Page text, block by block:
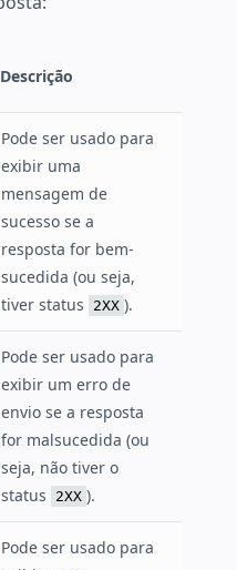
Descrição
Pode ser usado para
exibir uma
mensagem de
sucesso se a
resposta for bem-
sucedida (ou seja,
tiver status
2XX ).
Pode ser usado para
exibir um erro de
envio se a resposta
for malsucedida (ou
seja, não tiver o
status
2XX ).
Pode ser usado para